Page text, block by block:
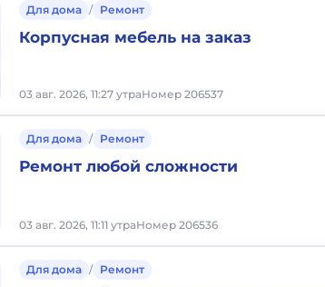
Для дома / Ремонт
Корпусная мебель на заказ
03 авг. 2026, 11:27 утраНомер 206537
Для дома / Ремонт
Ремонт любой сложности
03 авг. 2026, 11:11 утраНомер 206536
Для дома / Ремонт